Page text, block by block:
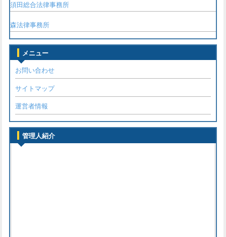
須田総合法律事務所
森法律事務所
メニュー
お問い合わせ
サイトマップ
運営者情報
管理人紹介